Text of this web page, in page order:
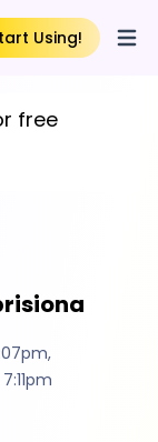
Using!
free
,